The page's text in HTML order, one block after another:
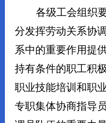
各级工会组织
分发挥劳动关系协
系中的重要作用提
持有条件的职工积
职业技能培训和职
专职集体协商指导